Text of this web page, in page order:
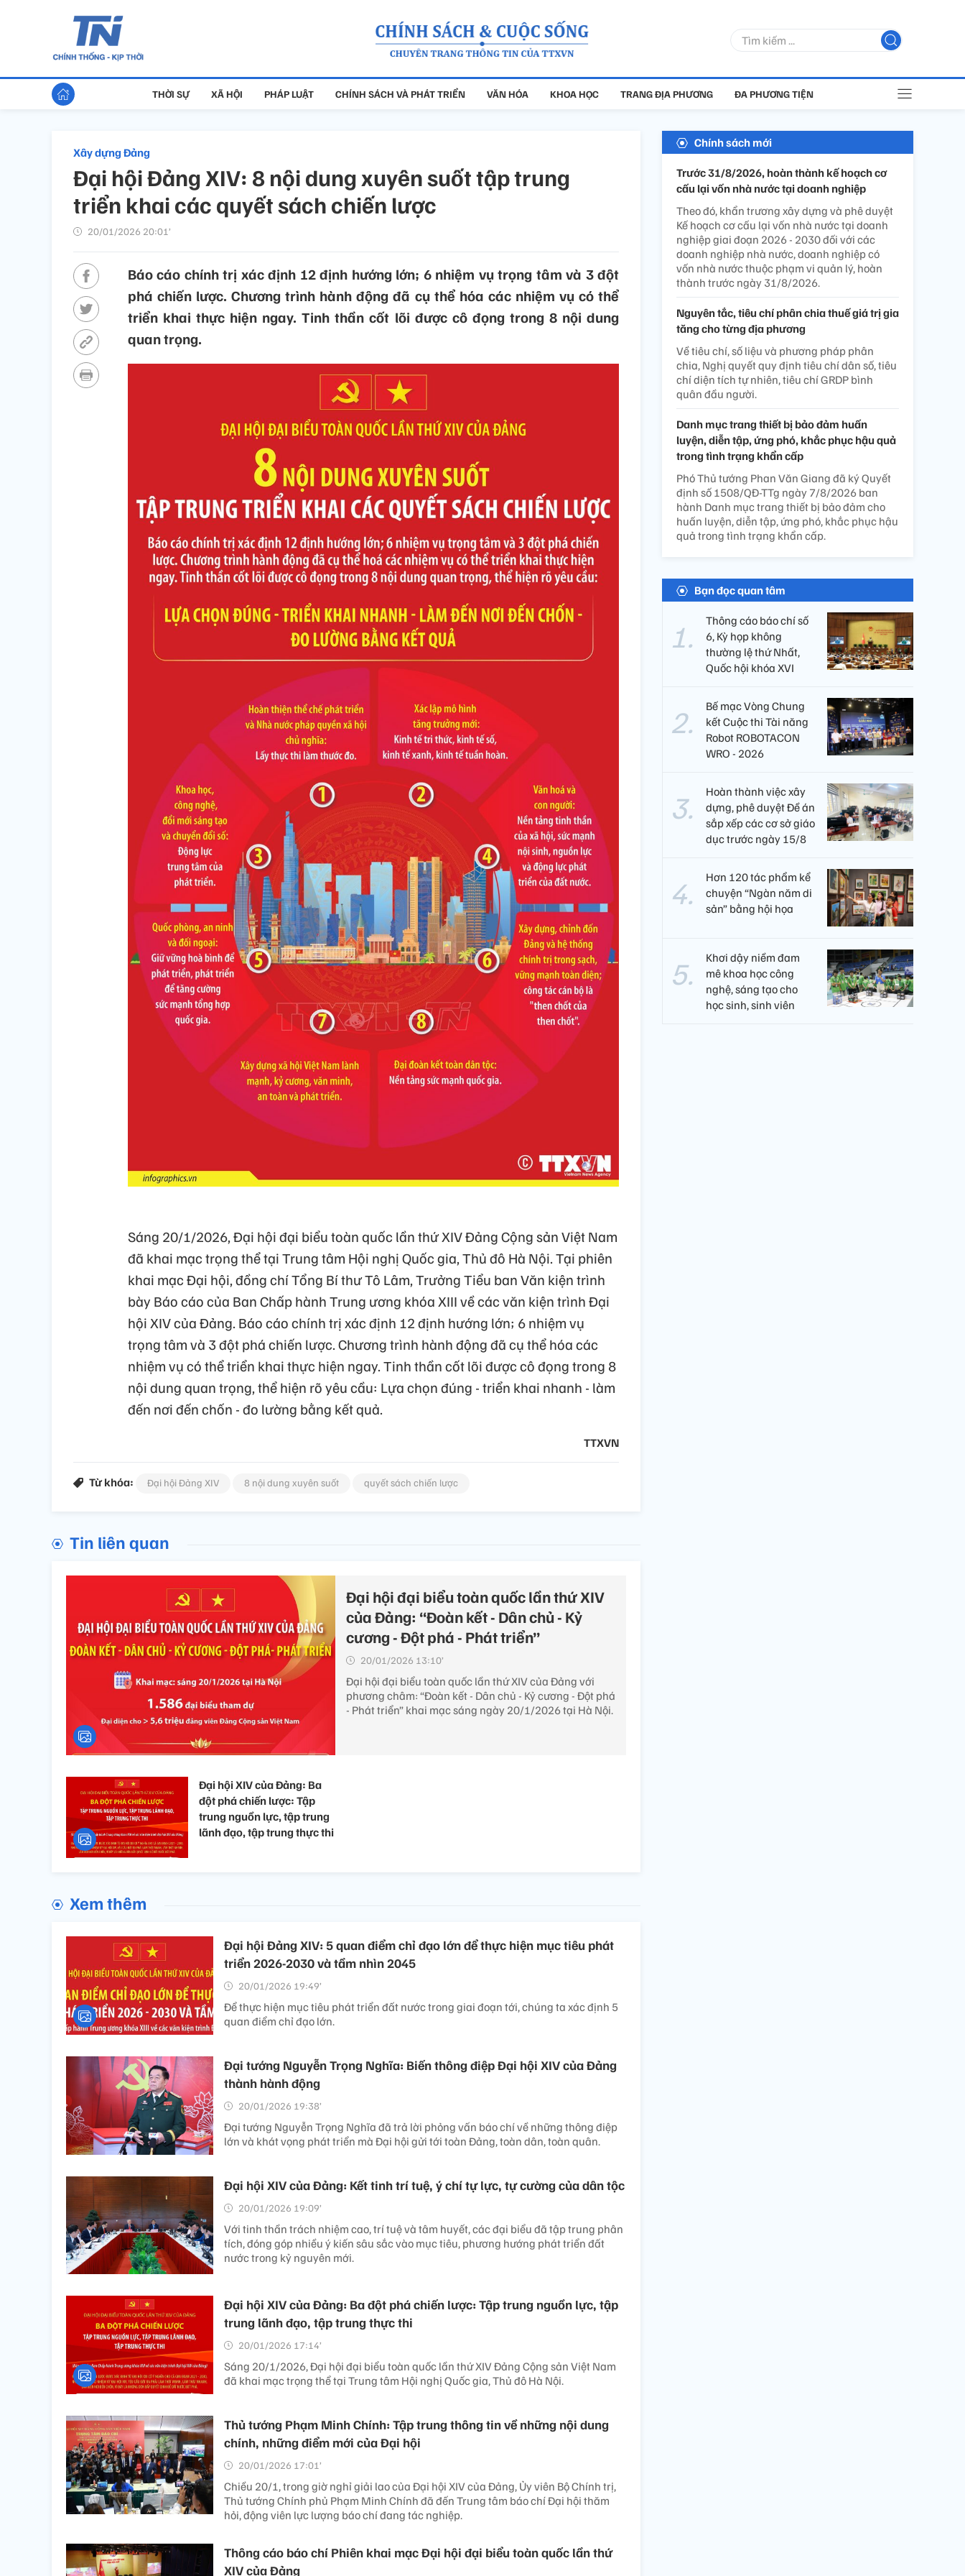
THỜI SỰ XÃ HỘI PHÁP LUẬT CHÍNH SÁCH VÀ PHÁT TRIỂN VĂN HÓA KHOA HỌC TRANG ĐỊA PHƯƠNG ĐA PHƯƠNG TIỆN
Xây dựng Đảng
Đại hội Đảng XIV: 8 nội dung xuyên suốt tập trung
triển khai các quyết sách chiến lược
20/01/2026 20:01’
Báo cáo chính trị xác định 12 định hướng lớn; 6 nhiệm vụ trọng tâm và 3 đột
phá chiến lược. Chương trình hành động đã cụ thể hóa các nhiệm vụ có thể
triển khai thực hiện ngay. Tinh thần cốt lõi được cô đọng trong 8 nội dung
quan trọng.
Sáng 20/1/2026, Đại hội đại biểu toàn quốc lần thứ XIV Đảng Cộng sản Việt Nam
đã khai mạc trọng thể tại Trung tâm Hội nghị Quốc gia, Thủ đô Hà Nội. Tại phiên
khai mạc Đại hội, đồng chí Tổng Bí thư Tô Lâm, Trưởng Tiểu ban Văn kiện trình
bày Báo cáo của Ban Chấp hành Trung ương khóa XIII về các văn kiện trình Đại
hội XIV của Đảng. Báo cáo chính trị xác định 12 định hướng lớn; 6 nhiệm vụ
trọng tâm và 3 đột phá chiến lược. Chương trình hành động đã cụ thể hóa các
nhiệm vụ có thể triển khai thực hiện ngay. Tinh thần cốt lõi được cô đọng trong 8
nội dung quan trọng, thể hiện rõ yêu cầu: Lựa chọn đúng - triển khai nhanh - làm
đến nơi đến chốn - đo lường bằng kết quả.
TTXVN
Từ khóa: Đại hội Đảng XIV 8 nội dung xuyên suốt quyết sách chiến lược
Tin liên quan
Đại hội đại biểu toàn quốc lần thứ XIV
của Đảng: “Đoàn kết - Dân chủ - Kỷ
cương - Đột phá - Phát triển”
20/01/2026 13:10’
Đại hội đại biểu toàn quốc lần thứ XIV của Đảng với
phương châm: “Đoàn kết - Dân chủ - Kỷ cương - Đột phá
- Phát triển” khai mạc sáng ngày 20/1/2026 tại Hà Nội.
Đại hội XIV của Đảng: Ba
đột phá chiến lược: Tập
trung nguồn lực, tập trung
lãnh đạo, tập trung thực thi
Xem thêm
Đại hội Đảng XIV: 5 quan điểm chỉ đạo lớn để thực hiện mục tiêu phát
triển 2026-2030 và tầm nhìn 2045
20/01/2026 19:49’
Để thực hiện mục tiêu phát triển đất nước trong giai đoạn tới, chúng ta xác định 5
quan điểm chỉ đạo lớn.
Đại tướng Nguyễn Trọng Nghĩa: Biến thông điệp Đại hội XIV của Đảng
thành hành động
20/01/2026 19:38’
Đại tướng Nguyễn Trọng Nghĩa đã trả lời phỏng vấn báo chí về những thông điệp
lớn và khát vọng phát triển mà Đại hội gửi tới toàn Đảng, toàn dân, toàn quân.
Đại hội XIV của Đảng: Kết tinh trí tuệ, ý chí tự lực, tự cường của dân tộc
20/01/2026 19:09’
Với tinh thần trách nhiệm cao, trí tuệ và tâm huyết, các đại biểu đã tập trung phân
tích, đóng góp nhiều ý kiến sâu sắc vào mục tiêu, phương hướng phát triển đất
nước trong kỷ nguyên mới.
Đại hội XIV của Đảng: Ba đột phá chiến lược: Tập trung nguồn lực, tập
trung lãnh đạo, tập trung thực thi
20/01/2026 17:14’
Sáng 20/1/2026, Đại hội đại biểu toàn quốc lần thứ XIV Đảng Cộng sản Việt Nam
đã khai mạc trọng thể tại Trung tâm Hội nghị Quốc gia, Thủ đô Hà Nội.
Thủ tướng Phạm Minh Chính: Tập trung thông tin về những nội dung
chính, những điểm mới của Đại hội
20/01/2026 17:01’
Chiều 20/1, trong giờ nghỉ giải lao của Đại hội XIV của Đảng, Ủy viên Bộ Chính trị,
Thủ tướng Chính phủ Phạm Minh Chính đã đến Trung tâm báo chí Đại hội thăm
hỏi, động viên lực lượng báo chí đang tác nghiệp.
Thông cáo báo chí Phiên khai mạc Đại hội đại biểu toàn quốc lần thứ
XIV của Đảng
Chính sách mới
Trước 31/8/2026, hoàn thành kế hoạch cơ
cấu lại vốn nhà nước tại doanh nghiệp
Theo đó, khẩn trương xây dựng và phê duyệt
Kế hoạch cơ cấu lại vốn nhà nước tại doanh
nghiệp giai đoạn 2026 - 2030 đối với các
doanh nghiệp nhà nước, doanh nghiệp có
vốn nhà nước thuộc phạm vi quản lý, hoàn
thành trước ngày 31/8/2026.
Nguyên tắc, tiêu chí phân chia thuế giá trị gia
tăng cho từng địa phương
Về tiêu chí, số liệu và phương pháp phân
chia, Nghị quyết quy định tiêu chí dân số, tiêu
chí diện tích tự nhiên, tiêu chí GRDP bình
quân đầu người.
Danh mục trang thiết bị bảo đảm huấn
luyện, diễn tập, ứng phó, khắc phục hậu quả
trong tình trạng khẩn cấp
Phó Thủ tướng Phan Văn Giang đã ký Quyết
định số 1508/QĐ-TTg ngày 7/8/2026 ban
hành Danh mục trang thiết bị bảo đảm cho
huấn luyện, diễn tập, ứng phó, khắc phục hậu
quả trong tình trạng khẩn cấp.
Bạn đọc quan tâm
Thông cáo báo chí số
6, Kỳ họp không
thường lệ thứ Nhất,
Quốc hội khóa XVI
Bế mạc Vòng Chung
kết Cuộc thi Tài năng
Robot ROBOTACON
WRO - 2026
Hoàn thành việc xây
dựng, phê duyệt Đề án
sắp xếp các cơ sở giáo
dục trước ngày 15/8
Hơn 120 tác phẩm kể
chuyện “Ngàn năm di
sản” bằng hội họa
Khơi dậy niềm đam
mê khoa học công
nghệ, sáng tạo cho
học sinh, sinh viên